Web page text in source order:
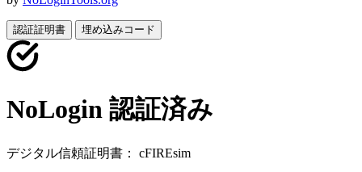
認証証明書 埋め込みコード
NoLogin 認証済み
デジタル信頼証明書： cFIREsim